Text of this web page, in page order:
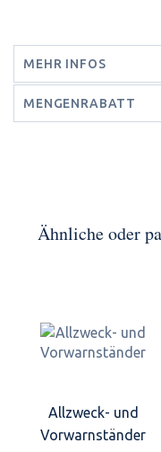
MEHR INFOS
MENGENRABATT
Ähnliche oder
Allzweck- und
Vorwarnständer